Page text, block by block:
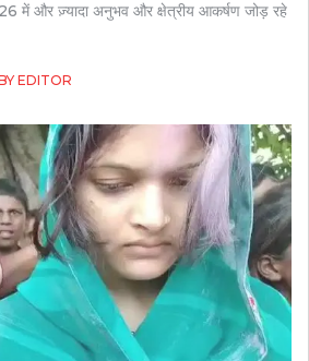
में और ज़्यादा अनुभव और क्षेत्रीय आकर्षण जोड़ रहे
EDITOR